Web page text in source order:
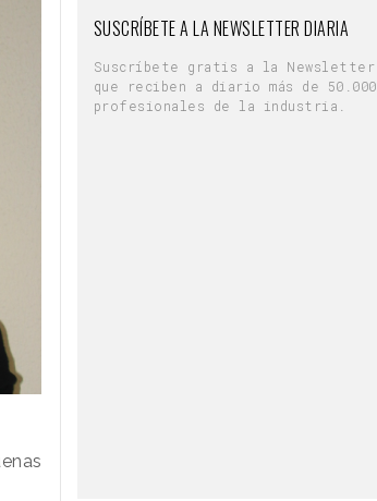
SUSCRÍBETE A LA NEWSLETTER DIARIA
Suscríbete gratis a la Newsletter
que reciben a diario más de 50.000
profesionales de la industria.